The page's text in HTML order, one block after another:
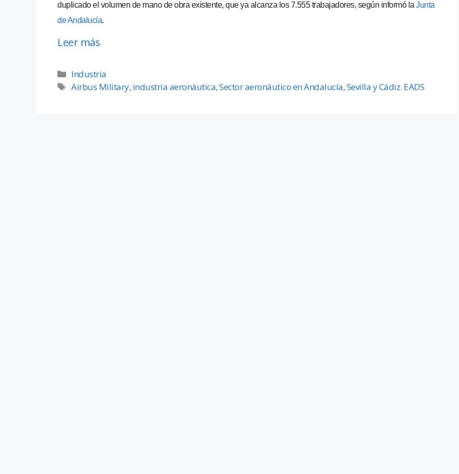
duplicado el volumen de mano de obra existente, que ya alcanza los 7.555 trabajadores, según informó la Junta
de Andalucía.
Leer más
Industria
Airbus Military, industria aeronáutica,Sector aeronáutico en Andalucía,Sevilla y Cádiz. EADS